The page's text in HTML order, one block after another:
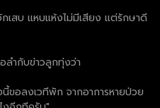
เสบ แหบแห้งไม่มีเสียง แต่รักษาดี
ลำกับข่าวลูกทุ่งว่า
ขอลงเวทีพัก จากอาการหายป่วย